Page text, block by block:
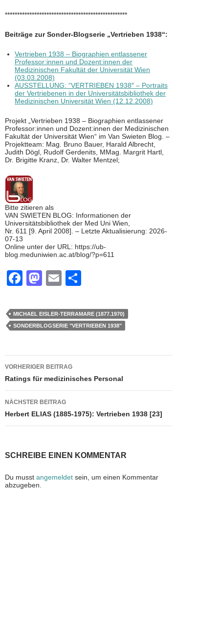
**************************************************
Beiträge zur Sonder-Blogserie „Vertrieben 1938“:
Vertrieben 1938 – Biographien entlassener
Professor:innen und Dozent:innen der
Medizinischen Fakultät der Universität Wien
(03.03.2008)
AUSSTELLUNG: “VERTRIEBEN 1938″ – Portraits
der Vertriebenen in der Universitätsbibliothek der
Medizinischen Universität Wien (12.12.2008)
Projekt „Vertrieben 1938 – Biographien entlassener
Professor:innen und Dozent:innen der Medizinischen
Fakultät der Universität Wien“ im Van Swieten Blog. –
Projektteam: Mag. Bruno Bauer, Harald Albrecht,
Judith Dögl, Rudolf Gerdenits, MMag. Margrit Hartl,
Dr. Brigitte Kranz, Dr. Walter Mentzel;
Bitte zitieren als
VAN SWIETEN BLOG: Informationen der
Universitätsbibliothek der Med Uni Wien,
Nr. 611 [9. April 2008]. – Letzte Aktualisierung: 2026-
07-13
Online unter der URL: https://ub-
blog.meduniwien.ac.at/blog/?p=611
F
c
e
o
o
k
M
st
o
o
n
E
ail e
n
MICHAEL EISLER-TERRAMARE (1877.1970)
SONDERBLOGSERIE "VERTRIEBEN 1938"
Beitragsnavigation
VORHERIGER BEITRAG
Ratings für medizinisches Personal
NÄCHSTER BEITRAG
Herbert ELIAS (1885-1975): Vertrieben 1938 [23]
SCHREIBE EINEN KOMMENTAR
Du musst angemeldet sein, um einen Kommentar
abzugeben.